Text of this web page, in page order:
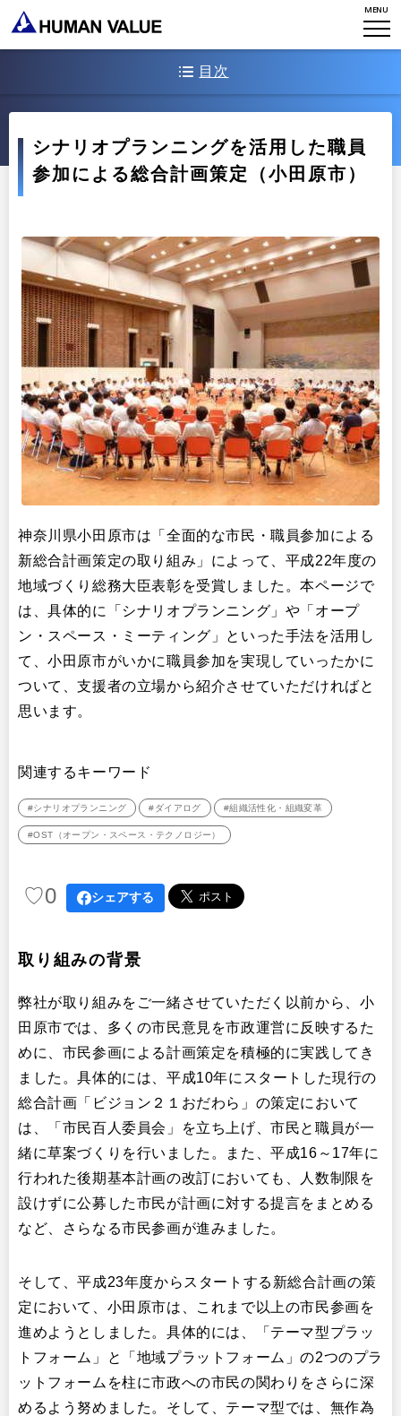
MENU
会社からのお知らせ
リーダーシップ
リサーチ
Stories
リサーチ
出版
その他
目次
取り組みの詳細
シナリオプランニングを活用した職員
参加による総合計画策定（小田原市）
神奈川県小田原市は「全面的な市民・職員参加による
新総合計画策定の取り組み」によって、平成22年度の
地域づくり総務大臣表彰を受賞しました。本ページで
は、具体的に「シナリオプランニング」や「オープ
ン・スペース・ミーティング」といった手法を活用し
て、小田原市がいかに職員参加を実現していったかに
ついて、支援者の立場から紹介させていただければと
思います。
関連するキーワード
#シナリオプランニング #ダイアログ #組織活性化・組織変革
#OST（オープン・スペース・テクノロジー）
♡0 シェアする
取り組みの背景
弊社が取り組みをご一緒させていただく以前から、小
田原市では、多くの市民意見を市政運営に反映するた
めに、市民参画による計画策定を積極的に実践してき
ました。具体的には、平成10年にスタートした現行の
総合計画「ビジョン２１おだわら」の策定において
は、「市民百人委員会」を立ち上げ、市民と職員が一
緒に草案づくりを行いました。また、平成16～17年に
行われた後期基本計画の改訂においても、人数制限を
設けずに公募した市民が計画に対する提言をまとめる
など、さらなる市民参画が進みました。
そして、平成23年度からスタートする新総合計画の策
定において、小田原市は、これまで以上の市民参画を
進めようとしました。具体的には、「テーマ型プラッ
トフォーム」と「地域プラットフォーム」の2つのプラ
ットフォームを柱に市政への市民の関わりをさらに深
めるよう努めました。そして、テーマ型では、無作為